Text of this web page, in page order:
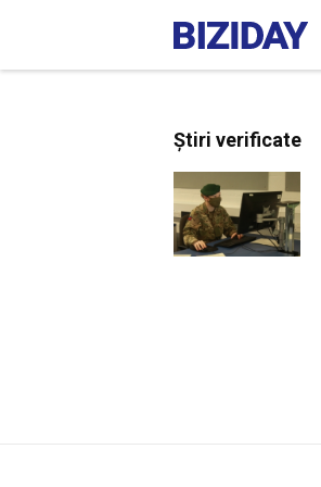
Știri verificate